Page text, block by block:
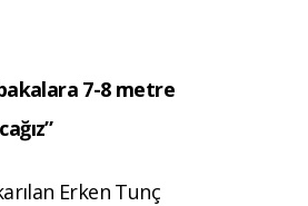
7-8 metre
Erken Tunç